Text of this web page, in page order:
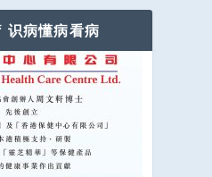
识病懂病看病